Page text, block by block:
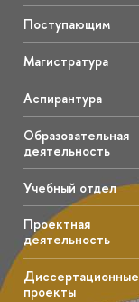
Поступающим
Магистратура
Аспирантура
Образовательная
деятельность
Учебный отдел
Проектная
деятельность
Диссертационные
проекты